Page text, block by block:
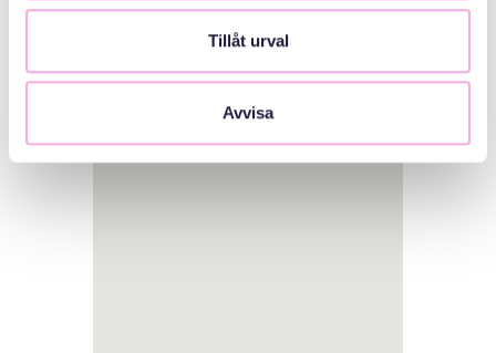
Tillåt urval
Avvisa